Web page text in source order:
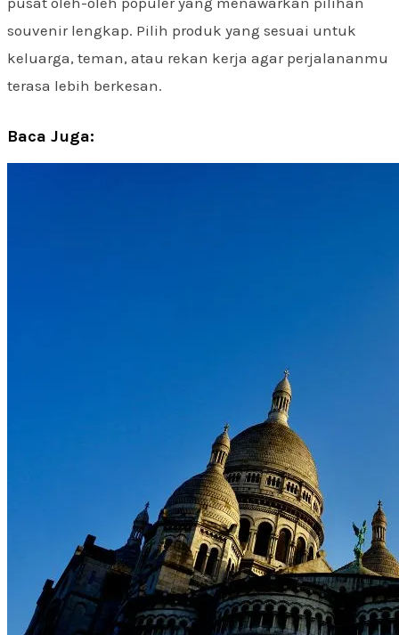
souvenir lengkap. Pilih produk yang sesuai untuk
keluarga, teman, atau rekan kerja agar perjalananmu
terasa lebih berkesan.
Baca Juga: